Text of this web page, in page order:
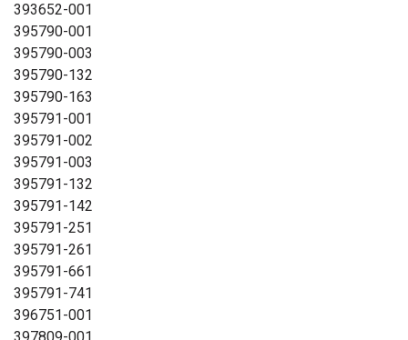
393652-001
395790-001
395790-003
395790-132
395790-163
395791-001
395791-002
395791-003
395791-132
395791-142
395791-251
395791-261
395791-661
395791-741
396751-001